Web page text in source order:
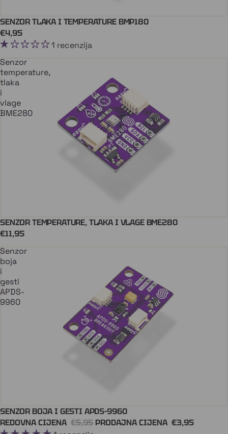
QWIIC
Dodaj U Košaricu
SENZOR TLAKA I TEMPERATURE BMP180
€4,95
1 recenzija
Senzor
temperature,
tlaka
i
vlage
BME280
QWIIC
Dodaj U Košaricu
SENZOR TEMPERATURE, TLAKA I VLAGE BME280
€11,95
Senzor
boja
i
gesti
APDS-
9960
QWIIC
Dodaj U Košaricu
SENZOR BOJA I GESTI APDS-9960
REDOVNA CIJENA €5,95 PRODAJNA CIJENA €3,95